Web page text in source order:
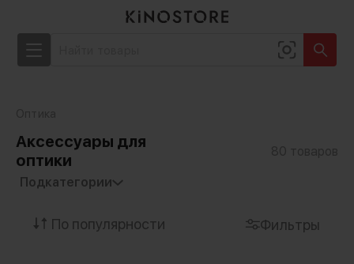
Аксессуары для
оптики
Фильтры